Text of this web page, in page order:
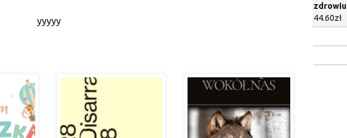
yyyyy
zdrowiu
44.60zł